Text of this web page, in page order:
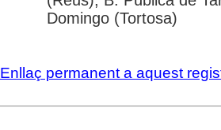
Domingo (Tortosa)
Enllaç permanent a aquest